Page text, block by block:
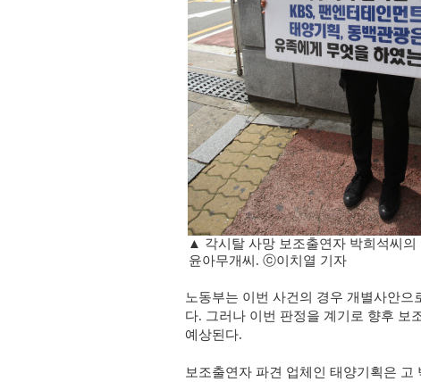
▲ 각시탈 사망 보조출연자 박희석씨의
윤아무개씨. ⓒ이치열 기자
노동부는 이번 사건의 경우 개별사안
다. 그러나 이번 판정을 계기로 향후 보
예상된다.
보조출연자 파견 업체인 태양기획은 고